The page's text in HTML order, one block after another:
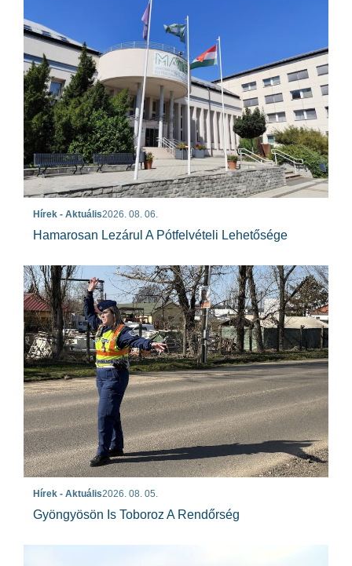
Hírek - Aktuális2026. 08. 06.
Hamarosan Lezárul A Pótfelvételi Lehetősége
Hírek - Aktuális2026. 08. 05.
Gyöngyösön Is Toboroz A Rendőrség